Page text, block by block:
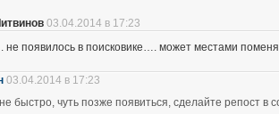
03.04.2014 в 17:23
появилось в поисковике…. может местами
03.04.2014 в 17:23
быстро, чуть позже появиться, сделайте репост в